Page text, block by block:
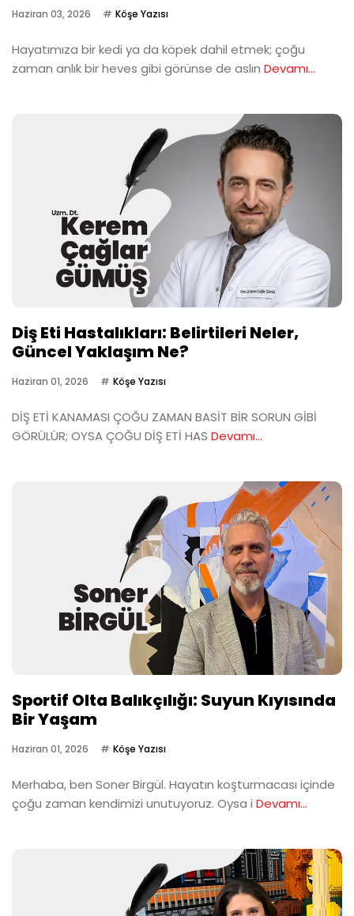
Haziran 03, 2026 Köşe Yazısı
Hayatımıza bir kedi ya da köpek dahil etmek; çoğu
zaman anlık bir heves gibi görünse de aslın Devamı...
Diş Eti Hastalıkları: Belirtileri Neler,
Güncel Yaklaşım Ne?
Haziran 01, 2026 Köşe Yazısı
DİŞ ETİ KANAMASI ÇOĞU ZAMAN BASİT BİR SORUN GİBİ
GÖRÜLÜR; OYSA ÇOĞU DİŞ ETİ HAS Devamı...
Sportif Olta Balıkçılığı: Suyun Kıyısında
Bir Yaşam
Haziran 01, 2026 Köşe Yazısı
Merhaba, ben Soner Birgül. Hayatın koşturmacası içinde
çoğu zaman kendimizi unutuyoruz. Oysa i Devamı...